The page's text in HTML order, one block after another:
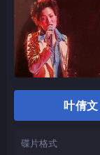
叶倩
碟片格式